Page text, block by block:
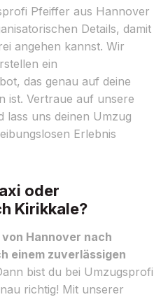
Pfeiffer aus Hannover
Details, damit
angehen kannst. Wir
ein
das genau auf deine
ist. Vertraue auf unsere
lass uns deinen Umzug
Erlebnis
oder
Kirikkale?
Hannover nach
einem zuverlässigen
bist du bei Umzugsprofi
richtig! Mit unserer